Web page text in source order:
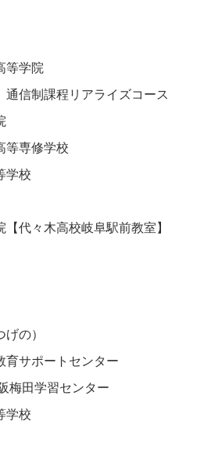
等学院
信制課程リアライズコース
等専修学校
学校
代々木高校岐阜駅前教室】
の）
サポートセンター
梅田学習センター
学校